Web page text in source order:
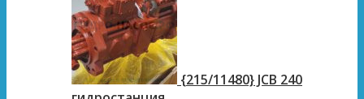
{215/11480} JCB 240